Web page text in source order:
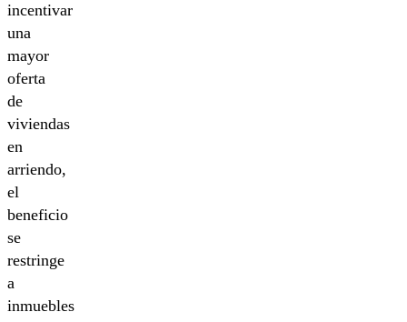
incentivar
una
mayor
oferta
de
viviendas
en
arriendo,
el
beneficio
se
restringe
a
inmuebles